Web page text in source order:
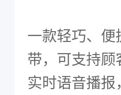
一款轻巧、
带，可支持
实时语音播